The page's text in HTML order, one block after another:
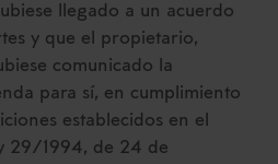
llegado a un acuerdo
y que el propietario,
comunicado la
para sí, en cumplimiento
establecidos en el
29/1994, de 24 de